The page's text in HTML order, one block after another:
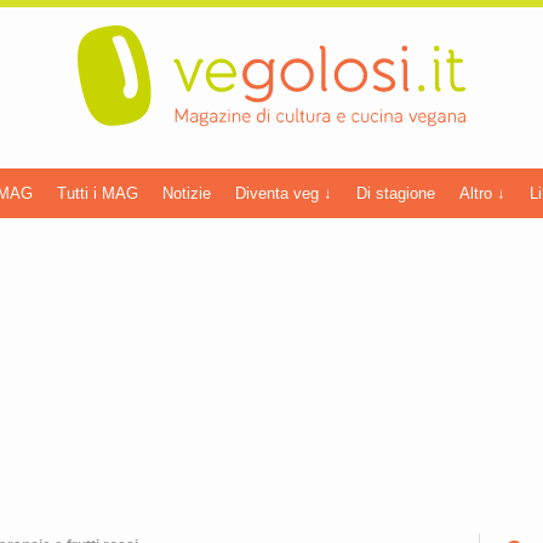
Tutti i MAG Notizie Diventa veg ↓ Di stagione Altro ↓